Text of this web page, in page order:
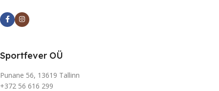
Sportfever OÜ
Punane 56, 13619 Tallinn
+372 56 616 299